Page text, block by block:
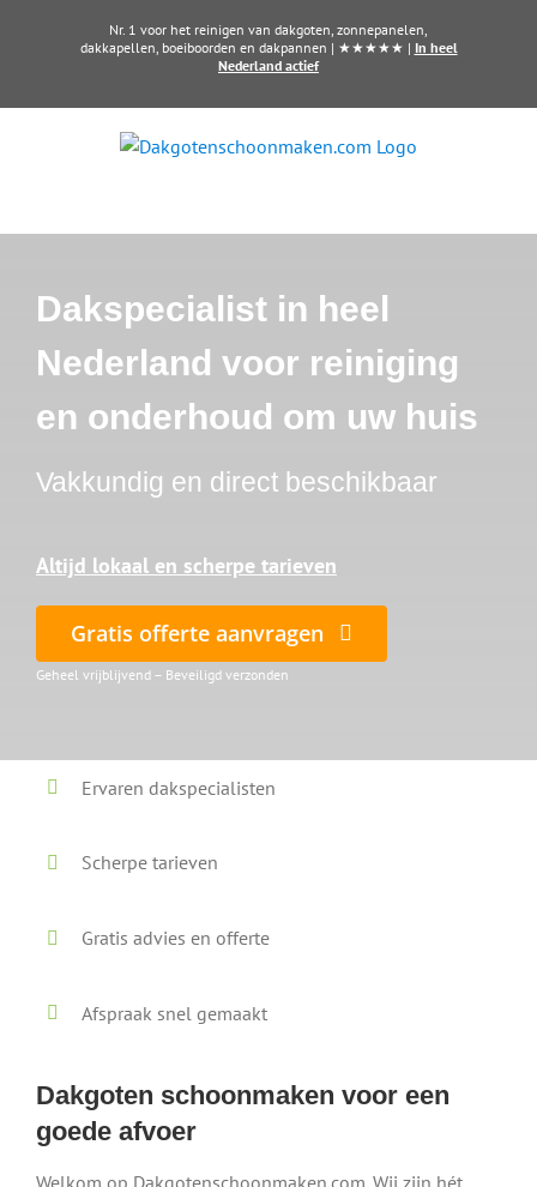
Nr. 1 voor het reinigen van dakgoten, zonnepanelen,
dakkapellen, boeiboorden en dakpannen | ★★★★★ | In heel
Nederland actief
Dakspecialist in heel
Nederland voor reiniging
en onderhoud om uw huis
Vakkundig en direct beschikbaar
Altijd lokaal en scherpe tarieven
Gratis offerte aanvragen
Geheel vrijblijvend – Beveiligd verzonden
Ervaren dakspecialisten
Scherpe tarieven
Gratis advies en offerte
Afspraak snel gemaakt
Dakgoten schoonmaken voor een
goede afvoer
Welkom op Dakgotenschoonmaken.com. Wij zijn hét